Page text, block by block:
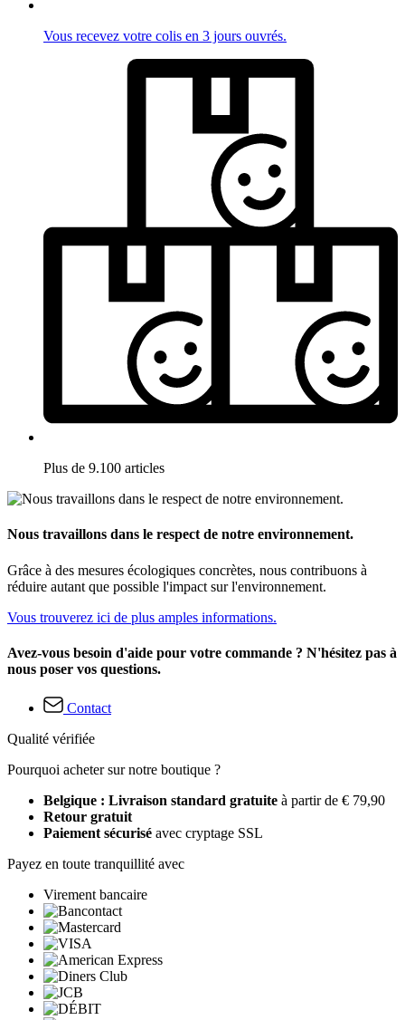
Vous recevez votre colis en 3 jours ouvrés.
Plus de 9.100 articles
Nous travaillons dans le respect de notre environnement.
Grâce à des mesures écologiques concrètes, nous contribuons à
réduire autant que possible l'impact sur l'environnement.
Vous trouverez ici de plus amples informations.
Avez-vous besoin d'aide pour votre commande ? N'hésitez pas à
nous poser vos questions.
Contact
Qualité vérifiée
Pourquoi acheter sur notre boutique ?
Belgique : Livraison standard gratuite à partir de € 79,90
Retour gratuit
Paiement sécurisé avec cryptage SSL
Payez en toute tranquillité avec
Virement bancaire